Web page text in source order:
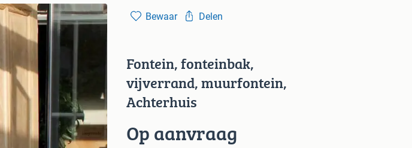
Bewaar Delen
Fontein, fonteinbak,
vijverrand, muurfontein,
Achterhuis
Op aanvraag